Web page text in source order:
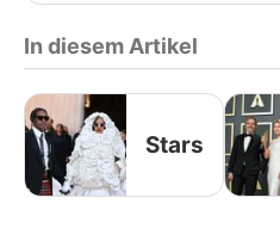
In diesem Artikel
Stars